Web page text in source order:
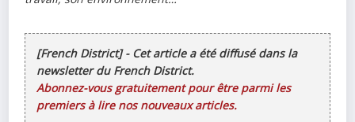
[French District] - Cet article a été diffusé dans la
newsletter du French District.
Abonnez-vous gratuitement pour être parmi les
premiers à lire nos nouveaux articles.